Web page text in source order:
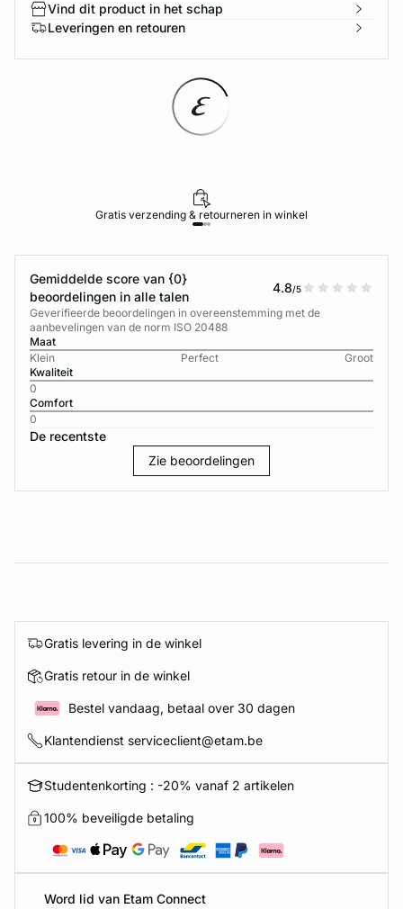
Vind dit product in het schap
Leveringen en retouren
Gratis verzending & retourneren in winkel
Gemiddelde score van {0}
beoordelingen in alle talen
4.8/5
Geverifieerde beoordelingen in overeenstemming met de
aanbevelingen van de norm ISO 20488
Maat
Klein
Perfect
Groot
Kwaliteit
0
Comfort
0
De recentste
Zie beoordelingen
Gratis levering in de winkel
Gratis retour in de winkel
Bestel vandaag, betaal over 30 dagen
Klantendienst serviceclient@etam.be
Studentenkorting : -20% vanaf 2 artikelen
100% beveiligde betaling
Word lid van Etam Connect